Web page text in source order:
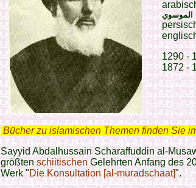
الموسوي
1290 -
1872 -
Bücher zu islamischen Themen finden Sie
Sayyid Abdalhussain Scharaffuddin al-
größtenschiitischenGelehrten Anfang des
Werk "Die Konsultation [al-muradschaat]".